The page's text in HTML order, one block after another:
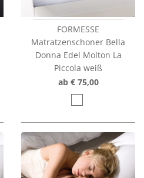
FORMESSE
Matratzenschoner Bella
Donna Edel Molton La
Piccola weiß
ab € 75,00